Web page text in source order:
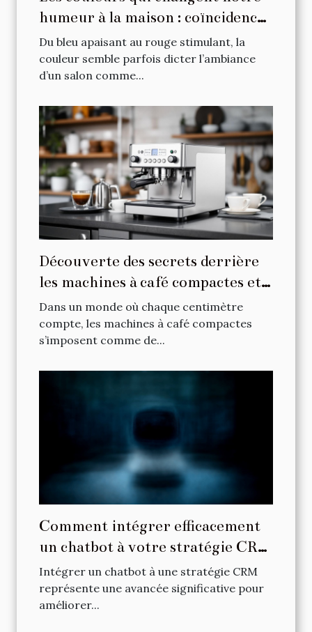
humeur à la maison : coïncidence
ou science ?
Du bleu apaisant au rouge stimulant, la
couleur semble parfois dicter l’ambiance
d’un salon comme...
Découverte des secrets derrière
les machines à café compactes et
puissantes
Dans un monde où chaque centimètre
compte, les machines à café compactes
s’imposent comme de...
Comment intégrer efficacement
un chatbot à votre stratégie CRM
?
Intégrer un chatbot à une stratégie CRM
représente une avancée significative pour
améliorer...